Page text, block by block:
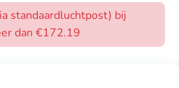
standaardluchtpost) bij
dan €172.19